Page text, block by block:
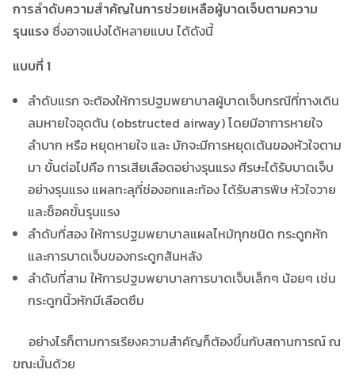
การลำดับความสำคัญในการช่วยเหลือผู้บาดเจ็บตามความ
รุนแรง ซึ่งอาจแบ่งได้หลายแบบ ได้ดังนี้
แบบที่ 1
ลำดับแรก จะต้องให้การปฐมพยาบาลผู้บาดเจ็บกรณีที่ทางเดิน
ลมหายใจอุดตัน (obstructed airway) โดยมีอาการหายใจ
ลำบาก หรือ หยุดหายใจ และ มักจะมีการหยุดเต้นของหัวใจตาม
มา ขั้นต่อไปคือ การเสียเลือดอย่างรุนแรง ศีรษะได้รับบาดเจ็บ
อย่างรุนแรง แผลทะลุที่ช่องอกและท้อง ได้รับสารพิษ หัวใจวาย
และช็อคขั้นรุนแรง
ลำดับที่สอง ให้การปฐมพยาบาลแผลไหม้ทุกชนิด กระดูกหัก
และการบาดเจ็บของกระดูกสันหลัง
ลำดับที่สาม ให้การปฐมพยาบาลการบาดเจ็บเล็กๆ น้อยๆ เช่น
กระดูกนิ้วหักมีเลือดซึม
อย่างไรก็ตามการเรียงความสำคัญก็ต้องขึ้นกับสถานการณ์ ณ
ขณะนั้นด้วย